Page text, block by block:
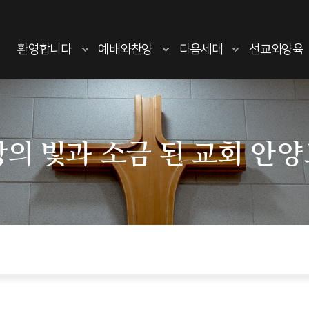
환영합니다 예배와찬양 다음세대 선교와양육
빛과 소금 된 교회 안